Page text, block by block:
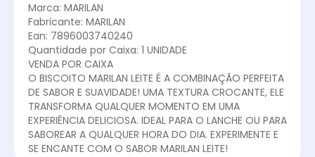
Marca: MARILAN
Fabricante: MARILAN
Ean: 7896003740240
Quantidade por Caixa: 1 UNIDADE
VENDA POR CAIXA
O BISCOITO MARILAN LEITE É A COMBINAÇÃO PERFEITA
DE SABOR E SUAVIDADE! UMA TEXTURA CROCANTE, ELE
TRANSFORMA QUALQUER MOMENTO EM UMA
EXPERIÊNCIA DELICIOSA. IDEAL PARA O LANCHE OU PARA
SABOREAR A QUALQUER HORA DO DIA. EXPERIMENTE E
SE ENCANTE COM O SABOR MARILAN LEITE!